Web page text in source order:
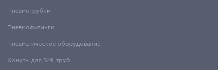
Пневмотрубки
Пневмофитинги
Пневматическое оборудование
Хомуты для SML труб